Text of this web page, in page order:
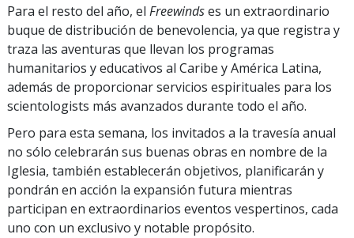
Para el resto del año, el Freewindses un extraordinario
buque de distribución de benevolencia, ya que registra y
traza las aventuras que llevan los programas
humanitarios y educativos al Caribe y América Latina,
además de proporcionar servicios espirituales para los
scientologists más avanzados durante todo el año.
Pero para esta semana, los invitados a la travesía anual
no sólo celebrarán sus buenas obras en nombre de la
Iglesia, también establecerán objetivos, planificarán y
pondrán en acción la expansión futura mientras
participan en extraordinarios eventos vespertinos, cada
uno con un exclusivo y notable propósito.